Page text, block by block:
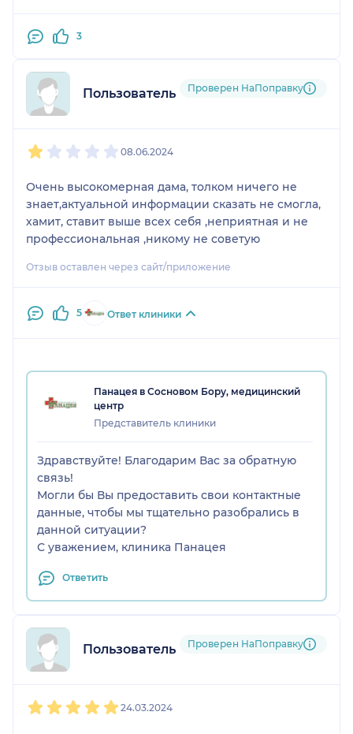
3
Пользователь НаПоправку
Проверен НаПоправку
08.06.2024
Очень высокомерная дама, толком ничего не
знает,актуальной информации сказать не смогла,
хамит, ставит выше всех себя ,неприятная и не
профессиональная ,никому не советую
Отзыв оставлен через сайт/приложение
5 Ответ клиники
Панацея в Сосновом Бору, медицинский
центр
Представитель клиники
Здравствуйте! Благодарим Вас за обратную
связь!
Могли бы Вы предоставить свои контактные
данные, чтобы мы тщательно разобрались в
данной ситуации?
С уважением, клиника Панацея
Ответить
Пользователь НаПоправку
Проверен НаПоправку
24.03.2024